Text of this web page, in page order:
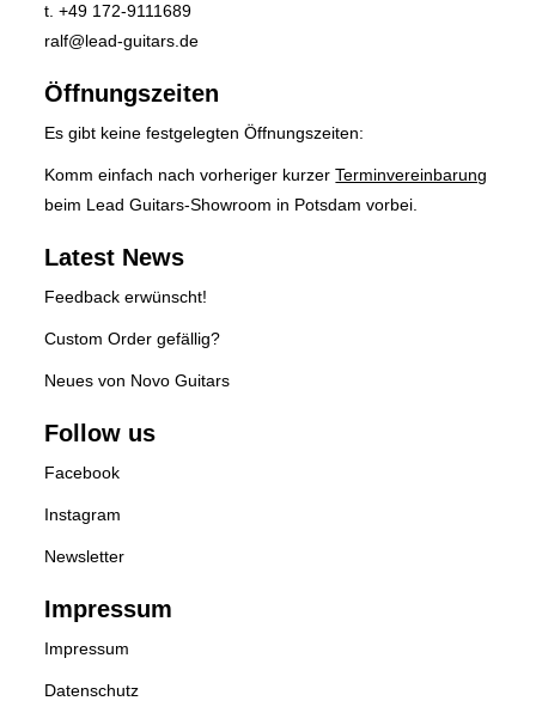
t. +49 172-9111689
ralf@lead-guitars.de
Öffnungszeiten
Es gibt keine festgelegten Öffnungszeiten:
Komm einfach nach vorheriger kurzerTerminvereinbarung
beim Lead Guitars-Showroom in Potsdam vorbei.
Latest News
Feedback erwünscht!
Custom Order gefällig?
Neues von Novo Guitars
Follow us
Facebook
Instagram
Newsletter
Impressum
Impressum
Datenschutz